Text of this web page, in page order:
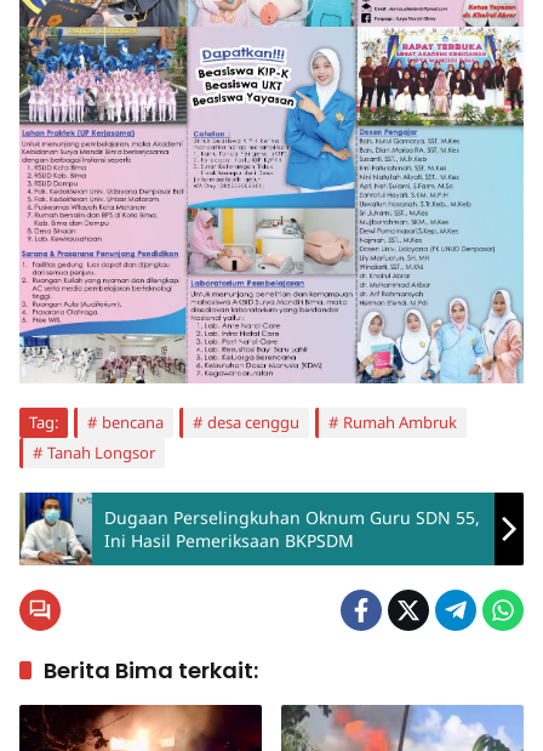
Tag: bencana desa cenggu
Rumah Ambruk
Tanah Longsor
Dugaan Perselingkuhan Oknum Guru SDN 55,
Ini Hasil Pemeriksaan BKPSDM
Berita Bima terkait: